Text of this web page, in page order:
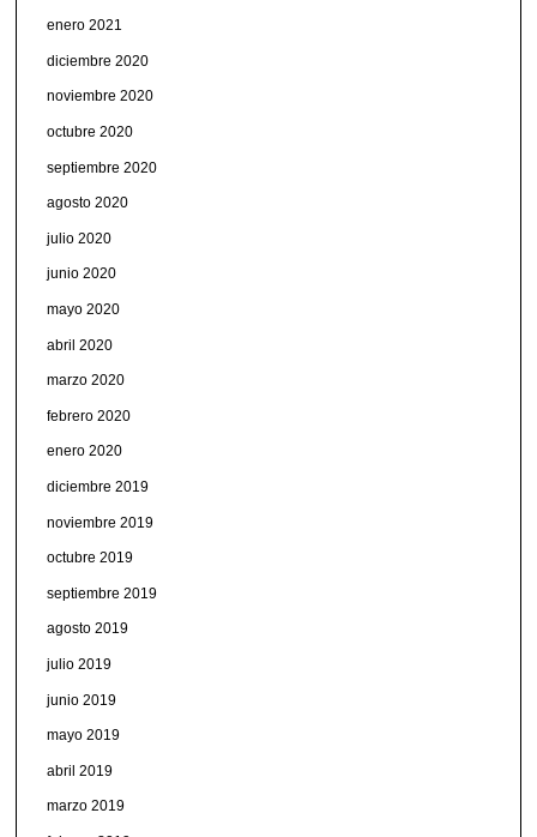
enero 2021
diciembre 2020
noviembre 2020
octubre 2020
septiembre 2020
agosto 2020
julio 2020
junio 2020
mayo 2020
abril 2020
marzo 2020
febrero 2020
enero 2020
diciembre 2019
noviembre 2019
octubre 2019
septiembre 2019
agosto 2019
julio 2019
junio 2019
mayo 2019
abril 2019
marzo 2019